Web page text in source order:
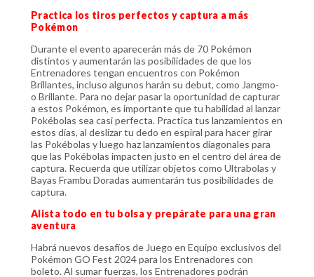
Practica los tiros perfectos y captura a más
Pokémon
Durante el evento aparecerán más de 70 Pokémon
distintos y aumentarán las posibilidades de que los
Entrenadores tengan encuentros con Pokémon
Brillantes, incluso algunos harán su debut, como Jangmo-
o Brillante. Para no dejar pasar la oportunidad de capturar
a estos Pokémon, es importante que tu habilidad al lanzar
Pokébolas sea casi perfecta. Practica tus lanzamientos en
estos días, al deslizar tu dedo en espiral para hacer girar
las Pokébolas y luego haz lanzamientos diagonales para
que las Pokébolas impacten justo en el centro del área de
captura. Recuerda que utilizar objetos como Ultrabolas y
Bayas Frambu Doradas aumentarán tus posibilidades de
captura.
Alista todo en tu bolsa y prepárate para una gran
aventura
Habrá nuevos desafíos de Juego en Equipo exclusivos del
Pokémon GO Fest 2024 para los Entrenadores con
boleto. Al sumar fuerzas, los Entrenadores podrán